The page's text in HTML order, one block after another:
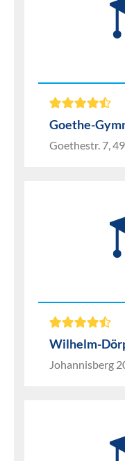
Goethe-
Goethestr. 7,
Wilhelm-
Johannisberg